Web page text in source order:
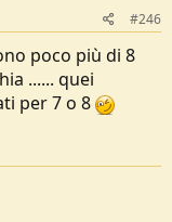
#246
poco più di 8
...... quei
per 7 o 8